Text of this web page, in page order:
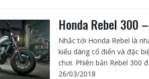
Honda Rebel 300
Nhắc tới Honda Rebel là
kiểu dáng cổ điển và đặc
chơi. Phiên bản Rebel 300
26/03/2018